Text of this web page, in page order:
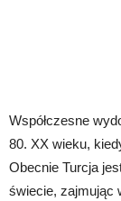
Współczesne
80. XX wieku,
Obecnie Turcja
świecie, zajmując